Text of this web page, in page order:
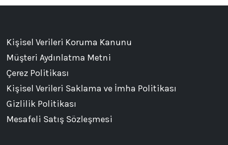
Kişisel Verileri Koruma Kanunu
Müşteri Aydınlatma Metni
Çerez Politikası
Kişisel Verileri Saklama ve İmha Politikası
Gizlilik Politikası
Mesafeli Satış Sözleşmesi